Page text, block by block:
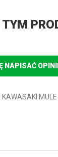
NAPISAĆ
KAWASAKI